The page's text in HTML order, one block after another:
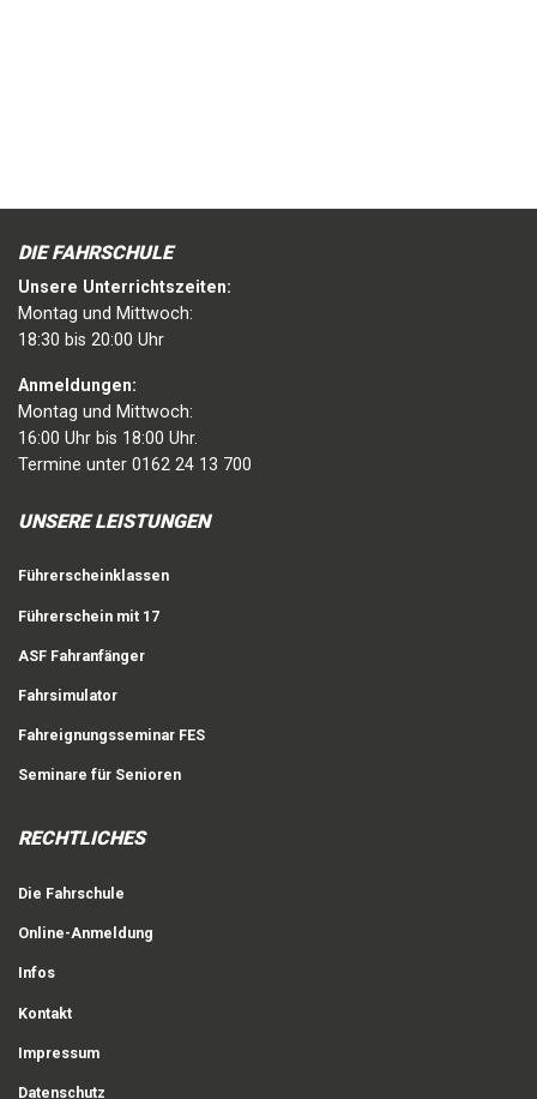
DIE FAHRSCHULE
Unsere Unterrichtszeiten:
Montag und Mittwoch:
18:30 bis 20:00 Uhr
Anmeldungen:
Montag und Mittwoch:
16:00 Uhr bis 18:00 Uhr.
Termine unter 0162 24 13 700
UNSERE LEISTUNGEN
Führerscheinklassen
Führerschein mit 17
ASF Fahranfänger
Fahrsimulator
Fahreignungsseminar FES
Seminare für Senioren
RECHTLICHES
Die Fahrschule
Online-Anmeldung
Infos
Kontakt
Impressum
Datenschutz